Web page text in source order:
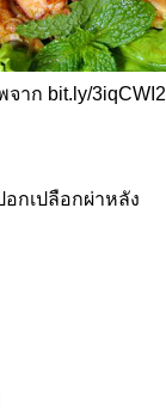
จาก bit.ly/3iqCWI2
กเปลือกผ่าหลัง